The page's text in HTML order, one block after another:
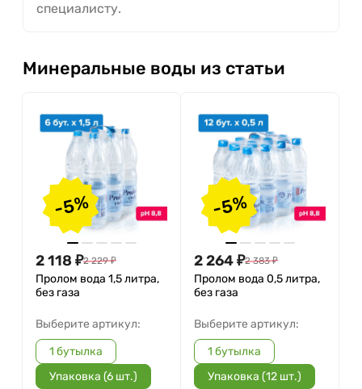
специалисту.
Минеральные воды из статьи
-5%
2 118 ₽2 229 ₽
Пролом вода 1,5 литра,
без газа
Выберите артикул:
1 бутылка
Упаковка (6 шт.)
-5%
2 264₽2 383 ₽
Пролом вода 0,5 литра,
без газа
Выберите артикул:
1 бутылка
Упаковка (12 шт.)